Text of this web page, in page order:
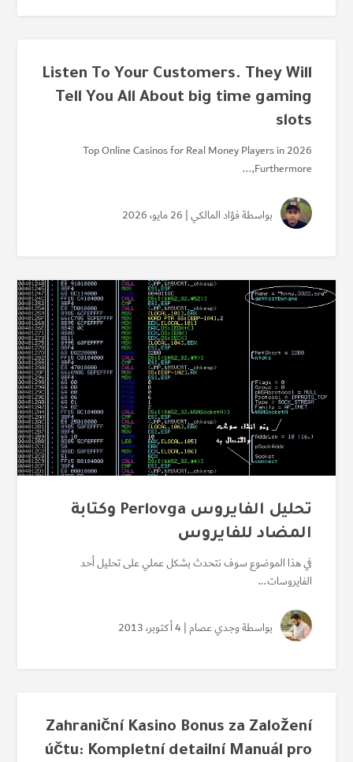
Listen To Your Customers. They Will
Tell You All About big time gaming
slots
Top Online Casinos for Real Money Players in 2026
Furthermore,...
بواسطةفؤاد المالكي| 26 مايو، 2026
تحليل الفايروس Perlovga وكتابة
المضاد للفايروس
في هذا الموضوع سوف نتحدث بشكل عملي على تحليل أحد
الفايروسات...
بواسطةوجدي عصام| 4 أكتوبر، 2013
Zahraniční Kasino Bonus za Založení
účtu: Kompletní detailní Manuál pro